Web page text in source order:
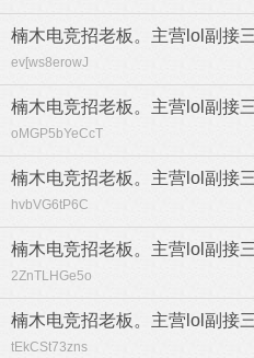
楠木电竞招老板。主营lol副接
ev[ws8erowJ
楠木电竞招老板。主营lol副接
oMGP5bYeCcT
楠木电竞招老板。主营lol副接
hvbVG6tP6C
楠木电竞招老板。主营lol副接
2ZnTLHGe5o
楠木电竞招老板。主营lol副接
tEkCSt73zns